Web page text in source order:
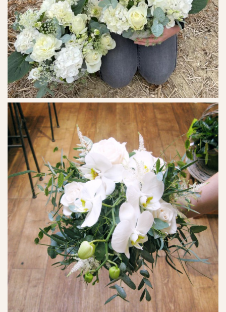
Ref. No. - 15